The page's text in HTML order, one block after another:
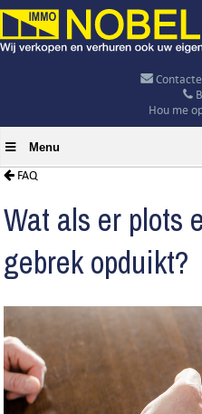
Hou me
Menu
FAQ
Wat als er plots
gebrek opduikt?